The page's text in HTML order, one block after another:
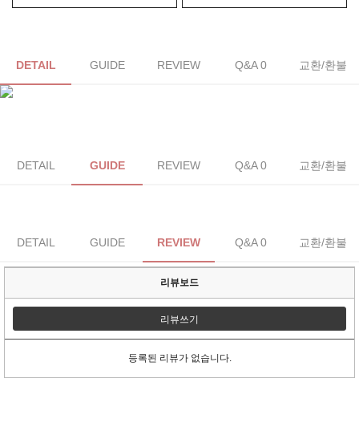
DETAIL GUIDE REVIEW Q&A 0 교환/환불
DETAIL GUIDE REVIEW Q&A 0 교환/환불
DETAIL GUIDE REVIEW Q&A 0 교환/환불
리뷰보드
리뷰쓰기
등록된 리뷰가 없습니다.